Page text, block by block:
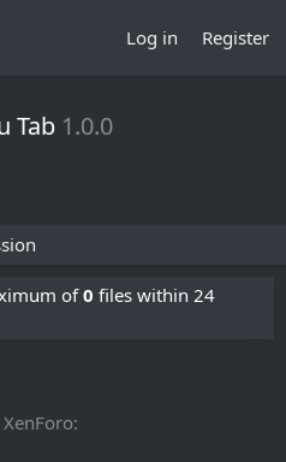
Log in Register
Tab 1.0.0
of0 files within 24